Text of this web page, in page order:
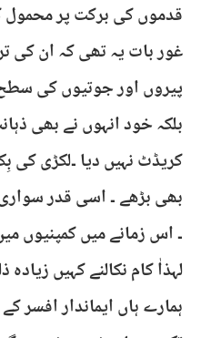
قدموں کی برکت پر محمول
غور بات یہ تھی کہ ان کی
پیروں اور جوتیوں کی
بلکہ خود انہوں نے بھی
کریڈٹ نہیں دیا ۔لکڑی کی
بھی بڑھے ۔ اسی قدر
۔ اس زمانے میں کمپنیوں
لہذاٰ کام نکالنے کہیں
ہمارے ہاں ایماندار